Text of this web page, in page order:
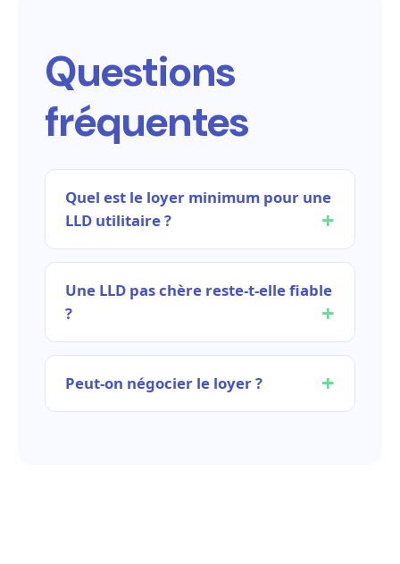
Questions
fréquentes
Quel est le loyer minimum pour une
LLD utilitaire ?
Une LLD pas chère reste-t-elle fiable
?
Peut-on négocier le loyer ?